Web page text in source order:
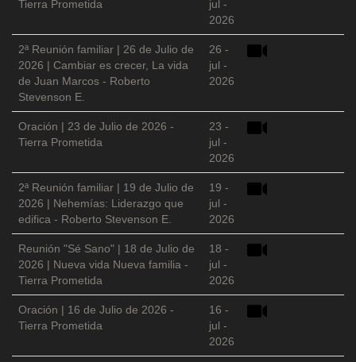
Tierra Prometida
jul -
2026
2ª Reunión familiar | 26 de Julio de
2026 | Cambiar es crecer, La vida
de Juan Marcos - Roberto
Stevenson E.
26 -
jul -
2026
Oración | 23 de Julio de 2026 -
Tierra Prometida
23 -
jul -
2026
2ª Reunión familiar | 19 de Julio de
2026 | Nehemías: Liderazgo que
edifica - Roberto Stevenson E.
19 -
jul -
2026
Reunión "Sé Sano" | 18 de Julio de
2026 | Nueva vida Nueva familia -
Tierra Prometida
18 -
jul -
2026
Oración | 16 de Julio de 2026 -
Tierra Prometida
16 -
jul -
2026